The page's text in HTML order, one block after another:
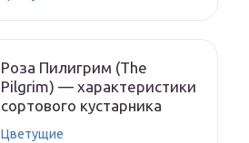
Роза Пилигрим (The
Pilgrim) — характеристики
сортового кустарника
Цветущие